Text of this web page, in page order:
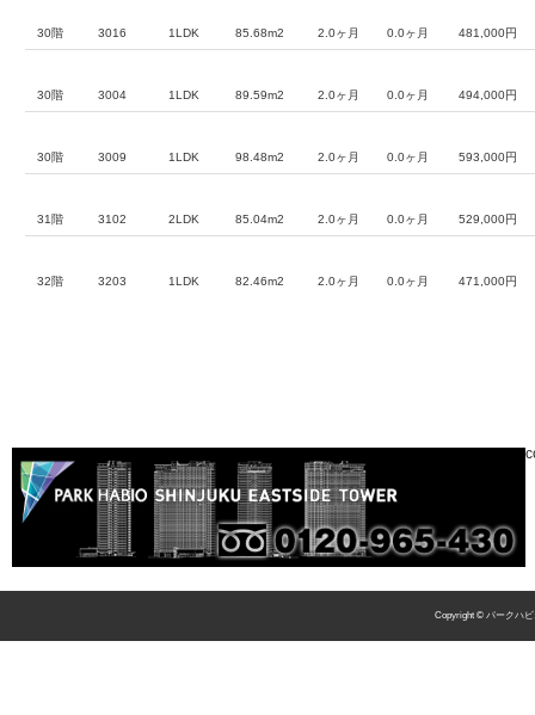
30階 3016 1LDK 85.68m2 2.0ヶ月 0.0ヶ月 481,000円
30階 3004 1LDK 89.59m2 2.0ヶ月 0.0ヶ月 494,000円
30階 3009 1LDK 98.48m2 2.0ヶ月 0.0ヶ月 593,000円
31階 3102 2LDK 85.04m2 2.0ヶ月 0.0ヶ月 529,000円
32階 3203 1LDK 82.46m2 2.0ヶ月 0.0ヶ月 471,000円
Copyright © パークハ